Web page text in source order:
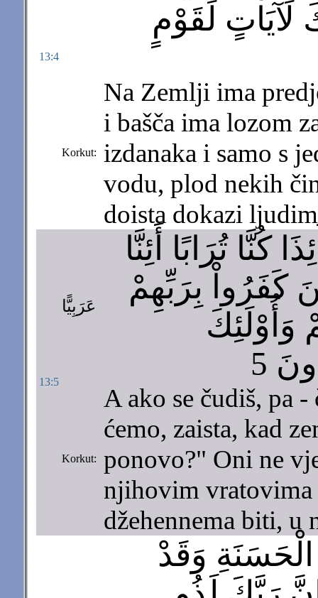
13:4
لِّقَوْمٍ
Korkut:
Na Zemlji ima
i bašča ima lozom
izdanaka i samo s
vodu, plod nekih
doista dokazi
13:5
عَرَبِيًّا
تُرَابًا أَئِنَّا
كَفَرُواْ بِرَبِّهِمْ
وَأُوْلَئِكَ
5
Korkut:
A ako se čudiš, pa
ćemo, zaista, kad
ponovo?" Oni ne
njihovim vratovima
džehennema biti, u
وَقَدْ